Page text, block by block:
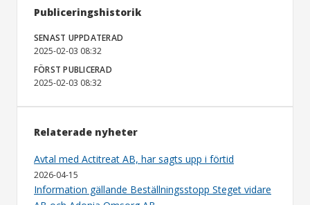
Publiceringshistorik
SENAST UPPDATERAD
2025-02-03 08:32
FÖRST PUBLICERAD
2025-02-03 08:32
Relaterade nyheter
Avtal med Actitreat AB, har sagts upp i förtid
2026-04-15
Information gällande Beställningsstopp Steget vidare